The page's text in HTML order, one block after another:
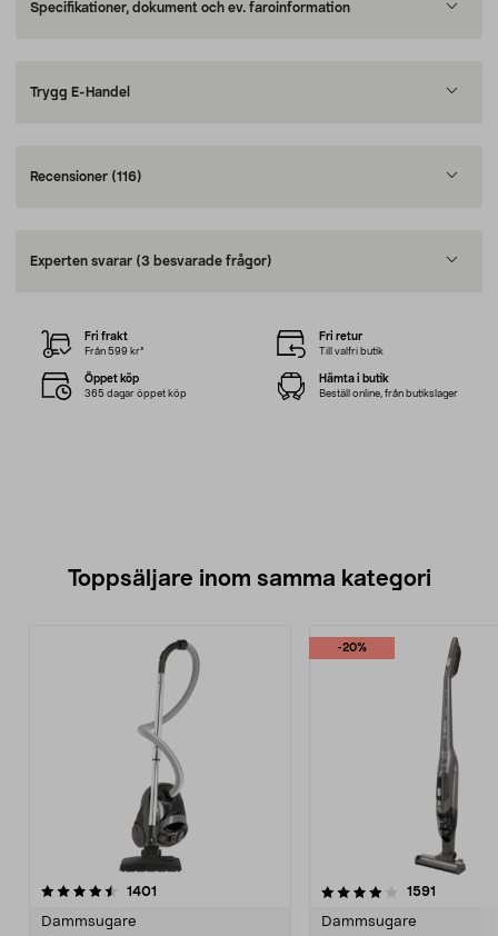
Specifikationer, dokument och ev. faroinformation
Trygg E-Handel
Recensioner (116)
Experten svarar (3 besvarade frågor)
Fri frakt
Från 599 kr*
Fri retur
Till valfri butik
Öppet köp
365 dagar öppet köp
Hämta i butik
Beställ online, från butikslager
Toppsäljare inom samma kategori
1401
Dammsugare
-20%
4.0 av 5 stjärnor 1591
Dammsugare
4.5 av 5 stjärnor